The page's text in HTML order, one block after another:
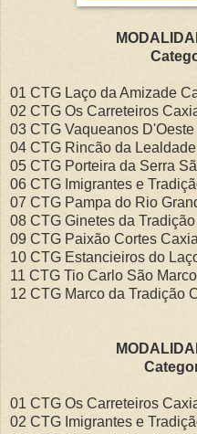
01 CTG Laço da Amizade
02 CTG Os Carreteiros
03 CTG Vaqueanos
04 CTG Rincão da
05 CTG Porteira da Serra
06 CTG Imigrantes e
07 CTG Pampa do Rio
08 CTG Ginetes da
09 CTG Paixão Cortes
10 CTG Estancieiros do
11 CTG Tio Carlo São
12 CTG Marco da Tradição
01 CTG Os Carreteiros
02 CTG Imigrantes e